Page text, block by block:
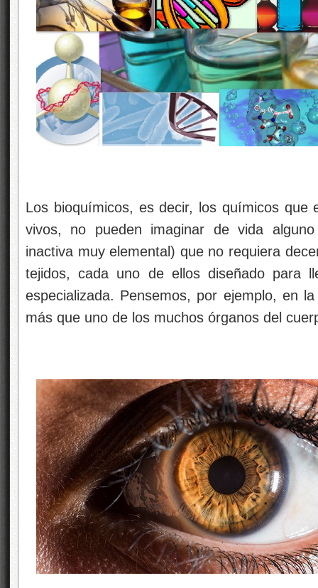
Los bioquímicos, es decir, los químicos que
vivos, no pueden imaginar de vida
inactiva muy elemental) que no requiera
tejidos, cada uno de ellos diseñado para
especializada. Pensemos, por ejemplo, en
más que uno de los muchos órganos del